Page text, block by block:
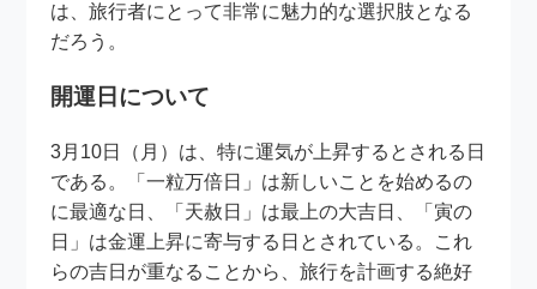
は、旅行者にとって非常に魅力的な選択肢となる
だろう。
開運日について
3月10日（月）は、特に運気が上昇するとされる日
である。「一粒万倍日」は新しいことを始めるの
に最適な日、「天赦日」は最上の大吉日、「寅の
日」は金運上昇に寄与する日とされている。これ
らの吉日が重なることから、旅行を計画する絶好